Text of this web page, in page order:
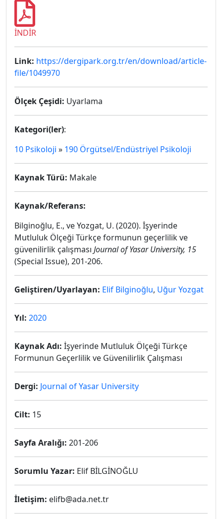
İNDİR
Link: https://dergipark.org.tr/en/download/article-
file/1049970
Ölçek Çeşidi: Uyarlama
Kategori(ler):
10 Psikoloji » 190 Örgütsel/Endüstriyel Psikoloji
Kaynak Türü: Makale
Kaynak/Referans:
Bilginoğlu, E., ve Yozgat, U. (2020). İşyerinde
Mutluluk Ölçeği Türkçe formunun geçerlilik ve
güvenilirlik çalışması Journal of Yasar University, 15
(Special Issue), 201-206.
Geliştiren/Uyarlayan: Elif Bilginoğlu, Uğur Yozgat
Yıl: 2020
Kaynak Adı: İşyerinde Mutluluk Ölçeği Türkçe
Formunun Geçerlilik ve Güvenilirlik Çalışması
Dergi: Journal of Yasar University
Cilt: 15
Sayfa Aralığı: 201-206
Sorumlu Yazar: Elif BİLGİNOĞLU
İletişim: elifb@ada.net.tr